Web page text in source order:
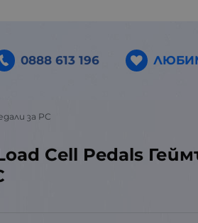
0888 613 196
за PC
Cell Pedals